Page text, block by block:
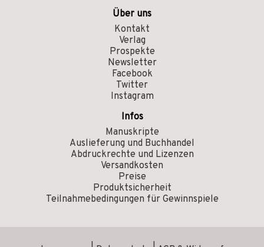
Über uns
Kontakt
Verlag
Prospekte
Newsletter
Facebook
Twitter
Instagram
Infos
Manuskripte
Auslieferung und Buchhandel
Abdruckrechte und Lizenzen
Versandkosten
Preise
Produktsicherheit
Teilnahmebedingungen für Gewinnspiele